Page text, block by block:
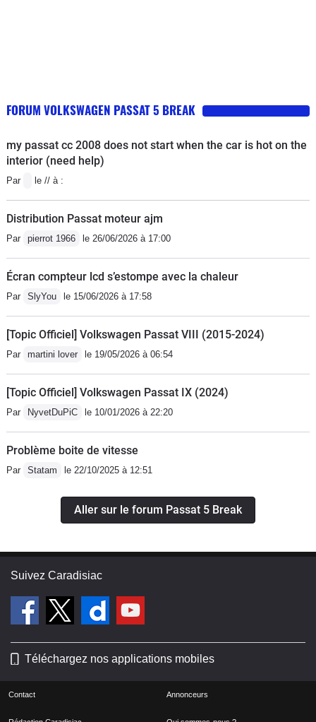
FORUM VOLKSWAGEN PASSAT 5 BREAK
my passat cc 2008 does not start when the car is hot on the
interior (need help)
Par le // à :
Distribution Passat moteur ajm
Par pierrot 1966 le 26/06/2026 à 17:00
Écran compteur lcd s’estompe avec la chaleur
Par SlyYou le 15/06/2026 à 17:58
[Topic Officiel] Volkswagen Passat VIII (2015-2024)
Par martini lover le 19/05/2026 à 06:54
[Topic Officiel] Volkswagen Passat IX (2024)
Par NyvetDuPiC le 10/01/2026 à 22:20
Problème boite de vitesse
Par Statam le 22/10/2025 à 12:51
Aller sur le forum Passat 5 Break
Suivez Caradisiac
Téléchargez nos applications mobiles
Contact Annonceurs